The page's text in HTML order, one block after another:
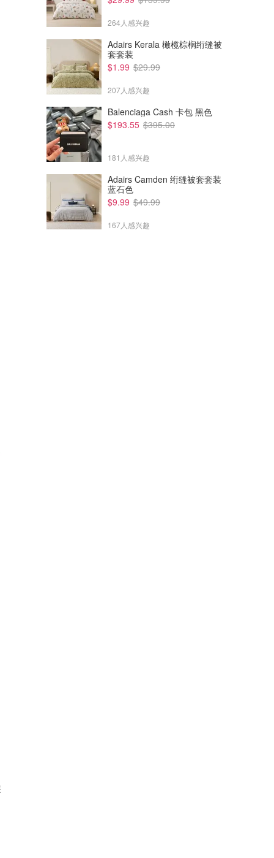
$360.00
MISHA MISHA GABRIETTE
$34.30
质上衣
264人感兴趣
Adairs Kerala 橄榄棕榈绗缝被
套套装
$1.99 $29.99
207人感兴趣
Balenciaga Cash 卡包 黑色
$193.55 $395.00
181人感兴趣
Adairs Camden 绗缝被套套装
蓝石色
$9.99 $49.99
167人感兴趣